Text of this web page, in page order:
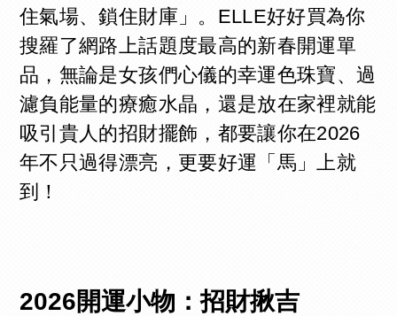
住氣場、鎖住財庫」。ELLE好好買為你
搜羅了網路上話題度最高的新春開運單
品，無論是女孩們心儀的幸運色珠寶、過
濾負能量的療癒水晶，還是放在家裡就能
吸引貴人的招財擺飾，都要讓你在2026
年不只過得漂亮，更要好運「馬」上就
到！
2026開運小物：招財揪吉